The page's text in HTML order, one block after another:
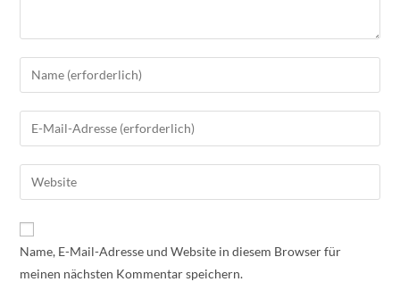
Name, E-Mail-Adresse und Website in diesem Browser für
meinen nächsten Kommentar speichern.